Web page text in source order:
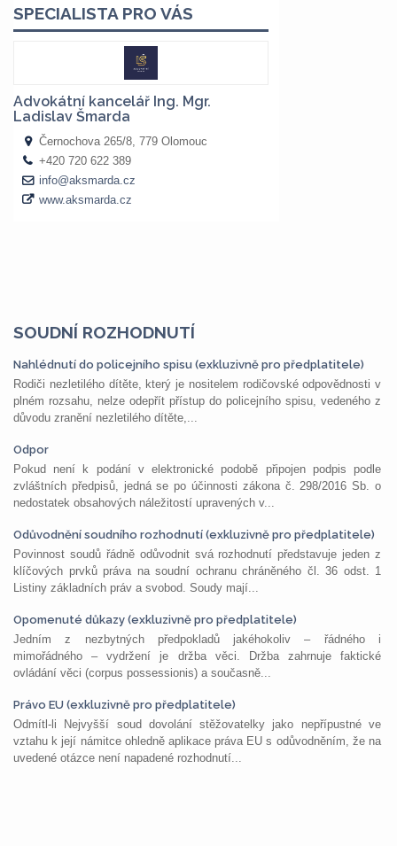
SOUDNÍ ROZHODNUTÍ
Nahlédnutí do policejního spisu (exkluzivně pro předplatitele)
Rodiči nezletilého dítěte, který je nositelem rodičovské odpovědnosti v
plném rozsahu, nelze odepřít přístup do policejního spisu, vedeného z
důvodu zranění nezletilého dítěte,...
Odpor
Pokud není k podání v elektronické podobě připojen podpis podle
zvláštních předpisů, jedná se po účinnosti zákona č. 298/2016 Sb. o
nedostatek obsahových náležitostí upravených v...
Odůvodnění soudního rozhodnutí (exkluzivně pro předplatitele)
Povinnost soudů řádně odůvodnit svá rozhodnutí představuje jeden z
klíčových prvků práva na soudní ochranu chráněného čl. 36 odst. 1
Listiny základních práv a svobod. Soudy mají...
Opomenuté důkazy (exkluzivně pro předplatitele)
Jedním z nezbytných předpokladů jakéhokoliv – řádného i
mimořádného – vydržení je držba věci. Držba zahrnuje faktické
ovládání věci (corpus possessionis) a současně...
Právo EU (exkluzivně pro předplatitele)
Odmítl-li Nejvyšší soud dovolání stěžovatelky jako nepřípustné ve
vztahu k její námitce ohledně aplikace práva EU s odůvodněním, že na
uvedené otázce není napadené rozhodnutí...